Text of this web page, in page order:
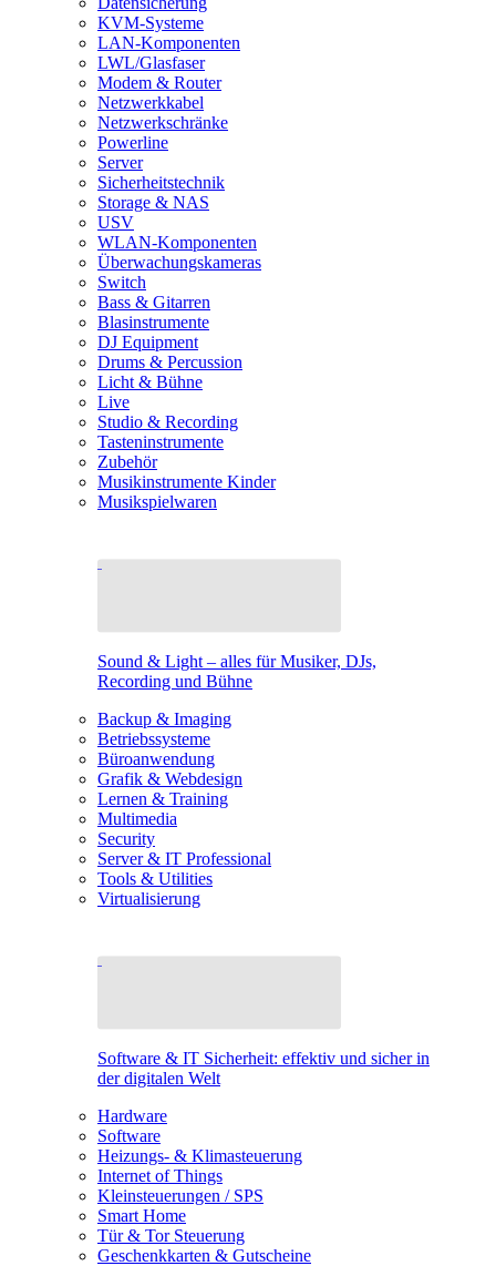
KVM-Systeme
LAN-Komponenten
LWL/Glasfaser
Modem & Router
Netzwerkkabel
Netzwerkschränke
Powerline
Server
Sicherheitstechnik
Storage & NAS
USV
WLAN-Komponenten
Überwachungskameras
Switch
Bass & Gitarren
Blasinstrumente
DJ Equipment
Drums & Percussion
Licht & Bühne
Live
Studio & Recording
Tasteninstrumente
Zubehör
Musikinstrumente Kinder
Musikspielwaren
Sound & Light – alles für Musiker, DJs,
Recording und Bühne
Backup & Imaging
Betriebssysteme
Büroanwendung
Grafik & Webdesign
Lernen & Training
Multimedia
Security
Server & IT Professional
Tools & Utilities
Virtualisierung
Software & IT Sicherheit: effektiv und sicher in
der digitalen Welt
Hardware
Software
Heizungs- & Klimasteuerung
Internet of Things
Kleinsteuerungen / SPS
Smart Home
Tür & Tor Steuerung
Geschenkkarten & Gutscheine